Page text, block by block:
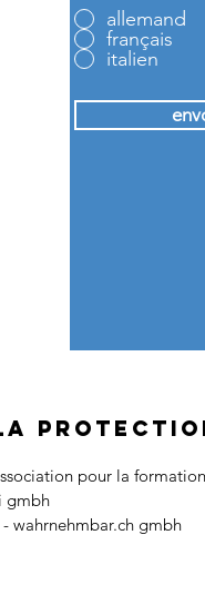
allemand
français
italien
pour la
gmbh
- wahrnehmbar.ch gmbh